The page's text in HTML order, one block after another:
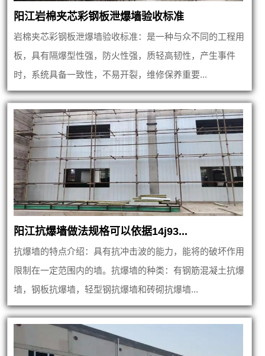
阳江岩棉夹芯彩钢板泄爆墙验收标准
岩棉夹芯彩钢板泄爆墙验收标准：是一种与众不同的工程用
板，具有隔爆型性强，防火性强，质轻高韧性，产生事件
时，系统具备一致性，不易开裂，维修保养重要...
阳江抗爆墙做法规格可以依据14j93...
抗爆墙的特点介绍：具有抗冲击波的能力，能将的破坏作用
限制在一定范围内的墙。抗爆墙的种类：有钢筋混凝土抗爆
墙，钢板抗爆墙，轻型钢抗爆墙和砖砌抗爆墙...